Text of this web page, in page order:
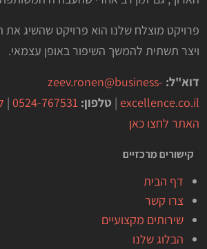
פרויקט מוצלח שלנו הוא פרויקט שהשיג את
ויצר תשתית להמשך השיפור באופן עצמאי.
דוא"ל: zeev.ronen@business-
excellence.co.il
| טלפון: 0524-767531
|
האתר לחצו כאן
קישורים מרכזיים
דף הבית
צרו קשר
שירותים מקצועיים
הבלוג שלנו